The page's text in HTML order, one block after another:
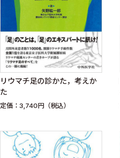
リウマチ足の診かた，考えか
た
定価：3,740円（税込）